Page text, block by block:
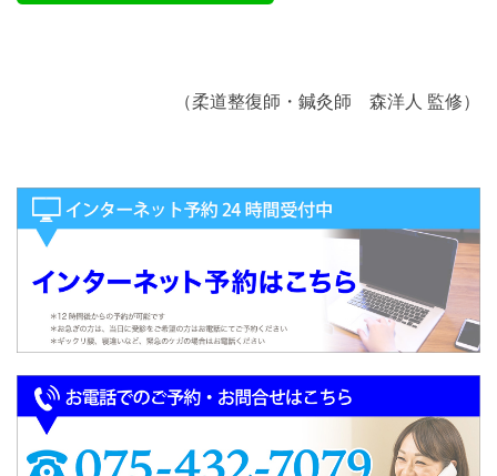
（柔道整復師・鍼灸師 森洋人 監修）